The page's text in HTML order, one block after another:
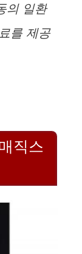
의 일환
를 제공
직스